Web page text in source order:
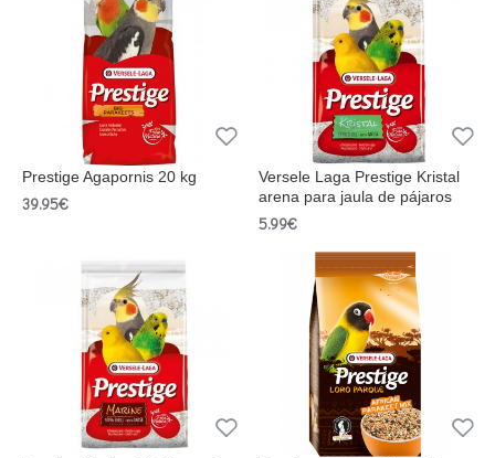
Prestige Agapornis 20 kg
39.95€
Versele Laga Prestige Kristal
arena para jaula de pájaros
5.99€